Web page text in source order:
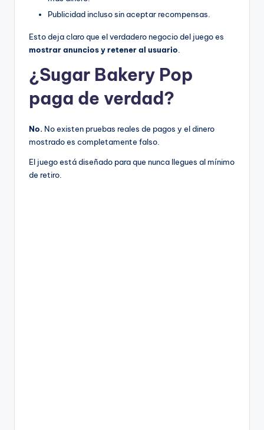
Publicidad incluso sin aceptar recompensas.
Esto deja claro que el verdadero negocio del juego es
mostrar anuncios y retener al usuario.
¿Sugar Bakery Pop
paga de verdad?
No. No existen pruebas reales de pagos y el dinero
mostrado es completamente falso.
El juego está diseñado para que nunca llegues al mínimo
de retiro.